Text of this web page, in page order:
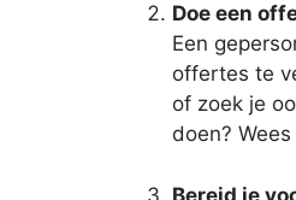
Doe een
Een
offertes te
of zoek je
doen?
Bereid je